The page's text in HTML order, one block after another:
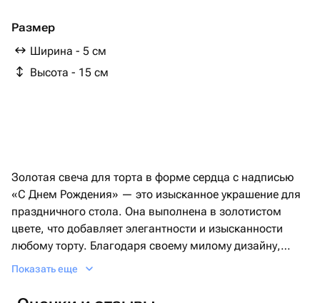
Размер
Ширина - 5 см
Высота - 15 см
Золотая свеча для торта в форме сердца с надписью
«С Днем Рождения» — это изысканное украшение для
праздничного стола. Она выполнена в золотистом
цвете, что добавляет элегантности и изысканности
любому торту. Благодаря своему милому дизайну,
свеча подойдет как для детских праздников, так и для
свадьбы или годовщины.
Показать еще